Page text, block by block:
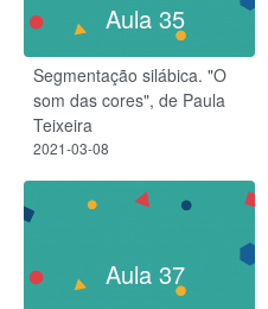
Aula 35
Segmentação silábica. "O
som das cores", de Paula
Teixeira
2021-03-08
Aula 37